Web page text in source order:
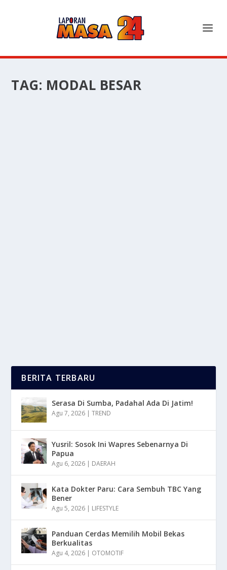
TAG: MODAL BESAR
BERITA TERBARU
Serasa Di Sumba, Padahal Ada Di Jatim!
Agu 7, 2026 |TREND
Yusril: Sosok Ini Wapres Sebenarnya Di
Papua
Agu 6, 2026 | DAERAH
Kata Dokter Paru: Cara Sembuh TBC Yang
Bener
Agu 5, 2026 | LIFESTYLE
Panduan Cerdas Memilih Mobil Bekas
Berkualitas
Agu 4, 2026 | OTOMOTIF